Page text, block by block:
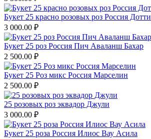
Букет 25 красно розовых роз Россия Дотти
3 000.00 ₽
Букет 25 роз Россия Пич Аваланш Бахар
2 500.00 ₽
Букет 25 Роз микс Россия Марселин
2 500.00 ₽
25 розовых роз эквадор Джули
3 000.00 ₽
Букет 25 роза Россия Илиос Вау Асила